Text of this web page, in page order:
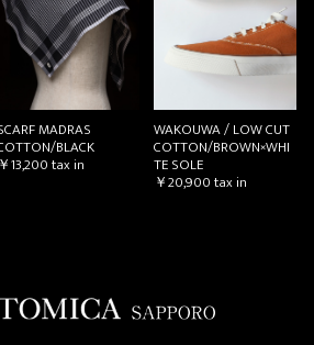
MADRAS
BLACK
￥13,200tax in
WAKOUWA / LOW CUT
COTTON/BROWN×WHI
TE SOLE
￥20,900tax in